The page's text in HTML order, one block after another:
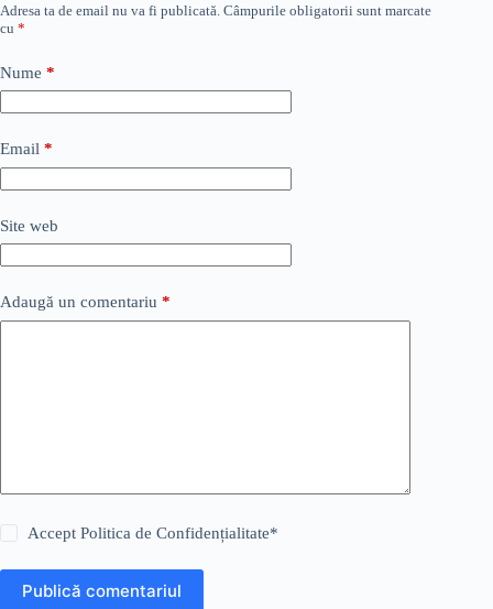
Adresa ta de email nu va fi publicată. Câmpurile obligatorii sunt marcate
cu *
Nume *
Email *
Site web
Adaugă un comentariu *
AcceptPolitica de Confidențialitate*
Publică comentariul